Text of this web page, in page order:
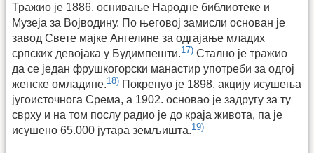
Тражио је 1886. оснивање Народне библиотеке и
Музеја за Војводину. По његовој замисли основан је
завод Свете мајке Ангелине за одгајање младих
српских девојака у Будимпешти.17) Стално је тражио
да се један фрушкогорски манастир употреби за одгој
женске омладине.18) Покренуо је 1898. акцију исушења
југоисточнога Срема, а 1902. основао је задругу за ту
сврху и на том послу радио је до краја живота, па је
исушено 65.000 јутара земљишта.19)